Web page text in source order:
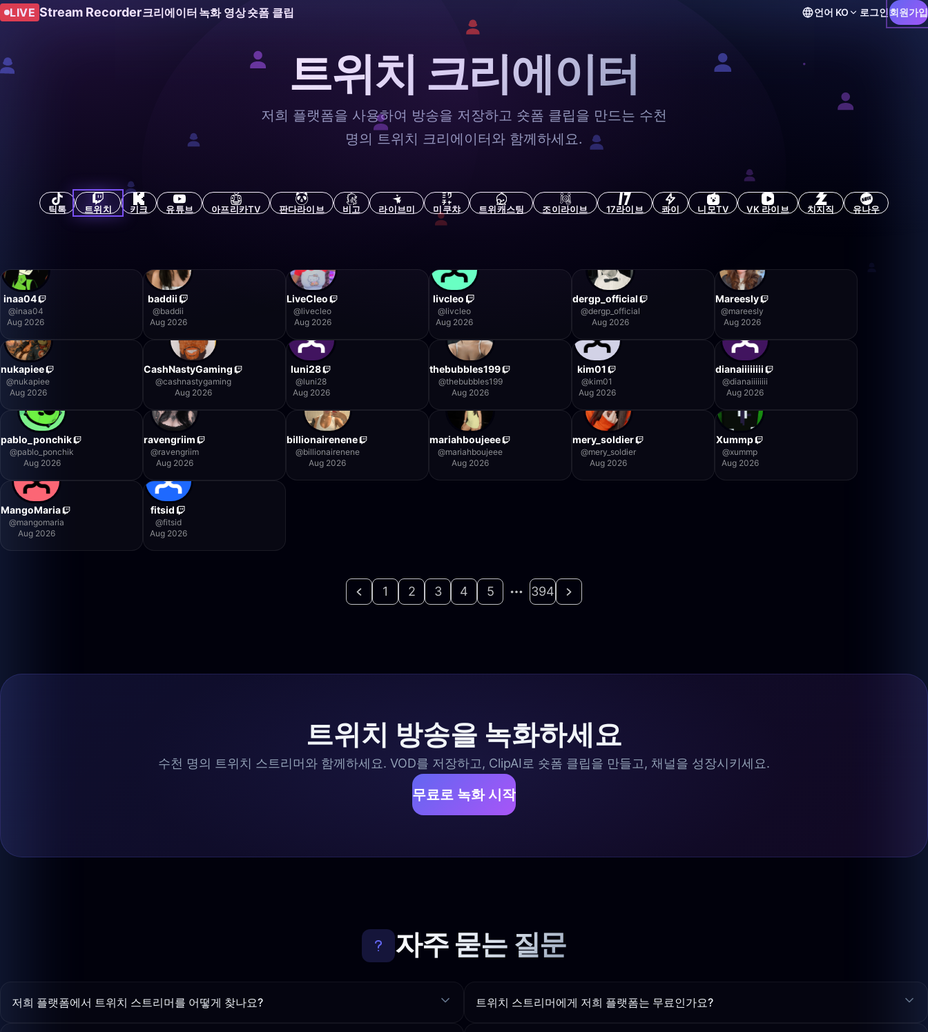
LIVE Stream Recorder크리에이터 녹화 영상숏폼 클립 언어 KO 로그인회원가입
트위치 크리에이터
저희 플랫폼을 사용하여 방송을 저장하고 숏폼 클립을 만드는 수천
명의 트위치 크리에이터와 함께하세요.
틱톡 트위치 키크 유튜브 아프리카TV 판다라이브 비고 라이브미 미쿠챠 트위캐스팅 조이라이브 17라이브 콰이 니모TV VK 라이브 치지직 유나우
inaa04
@inaa04
Aug 2026
baddii
@baddii
Aug 2026
LiveCleo
@livecleo
Aug 2026
livcleo
@livcleo
Aug 2026
dergp_official
@dergp_official
Aug 2026
Mareesly
@mareesly
Aug 2026
nukapiee
@nukapiee
Aug 2026
CashNastyGaming
@cashnastygaming
Aug 2026
luni28
@luni28
Aug 2026
thebubbles199
@thebubbles199
Aug 2026
kim01
@kim01
Aug 2026
dianaiiiiiiii
@dianaiiiiiiii
Aug 2026
pablo_ponchik
@pablo_ponchik
Aug 2026
ravengriim
@ravengriim
Aug 2026
billionairenene
@billionairenene
Aug 2026
mariahboujeee
@mariahboujeee
Aug 2026
mery_soldier
@mery_soldier
Aug 2026
Xummp
@xummp
Aug 2026
MangoMaria
@mangomaria
Aug 2026
fitsid
@fitsid
Aug 2026
1 2 3 4 5 394
트위치 방송을 녹화하세요
수천 명의 트위치 스트리머와 함께하세요. VOD를 저장하고, ClipAI로 숏폼 클립을 만들고, 채널을 성장시키세요.
무료로 녹화 시작
자주 묻는 질문
저희 플랫폼에서 트위치 스트리머를 어떻게 찾나요? 트위치 스트리머에게 저희 플랫폼는 무료인가요?